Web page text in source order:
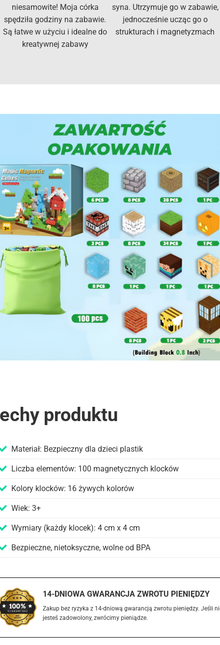
niesamowite! Moja córka
spędziła godziny na zabawie.
Są łatwe w użyciu i idealne do
kreatywnej zabawy
syna. Utrzymuje go w zabawie,
jednocześnie ucząc go o
strukturach i magnetyzmach
produktu
Materiał: Bezpieczny dla dzieci plastik
Liczba elementów: 100 magnetycznych klocków
Kolory klocków: 16 żywych kolorów
Wiek: 3+
Wymiary (każdy klocek): 4 cm x 4 cm
Bezpieczne, nietoksyczne, wolne od BPA
14-DNIOWA GWARANCJA ZWROTU PIENIĘDZY
Zakup bez ryzyka z 14-dniową gwarancją zwrotu pieniędzy. Jeśli
jesteś zadowolony, zwrócimy pieniądze.